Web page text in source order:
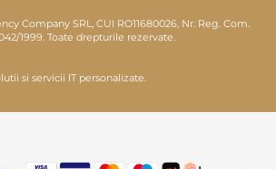
Company SRL, CUI RO11680026, Nr. Reg. Com.
1999. Toate drepturile rezervate.
si servicii IT personalizate.